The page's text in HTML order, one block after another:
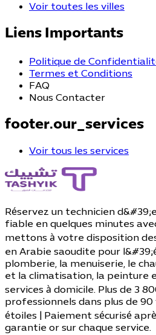
Voir toutes les villes
Liens Importants
Politique de
Termes et Conditions
FAQ
Nous Contacter
footer.our_services
Voir tous les services
Réservez un technicien
fiable en quelques minutes
mettons à votre disposition
en Arabie saoudite pour
plomberie, la menuiserie, le
et la climatisation, la peinture
services à domicile. Plus de 3
professionnels dans plus de
étoiles | Paiement sécurisé
garantie or sur chaque service.